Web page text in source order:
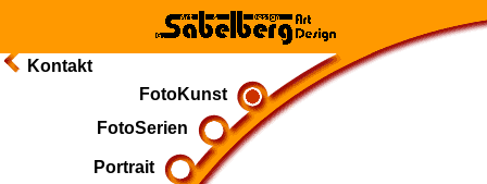
Kontakt
FotoKunst
FotoSerien
Portrait